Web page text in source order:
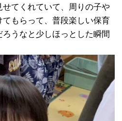
てくれていて、周りの子や
もらって、普段楽しい保育
うなと少しほっとした瞬間